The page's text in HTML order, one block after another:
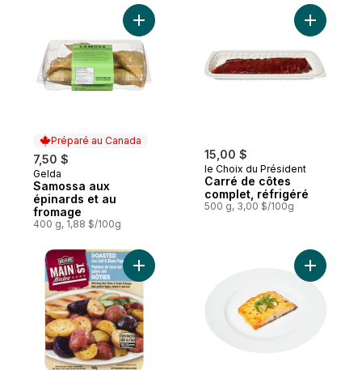
Préparé au Canada
7,50 $
Préparé au Canada
Gelda
Samossa aux
épinards et au
fromage
400 g, 1,88 $/100g
15,00 $
le Choix du Président
Carré de côtes
complet, réfrigéré
500 g, 3,00 $/100g
Ajouter
Ajouter Pommes de terre rôties sel de
Ajouter